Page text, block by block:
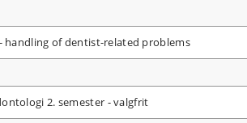
handling of dentist-related problems
2. semester - valgfrit